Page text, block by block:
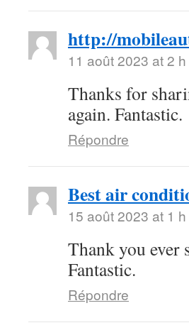
http://
11 août 2023 at 2
Thanks for
again. Fantastic.
Répondre
Best air
15 août 2023 at 1
Thank you ever
Fantastic.
Répondre